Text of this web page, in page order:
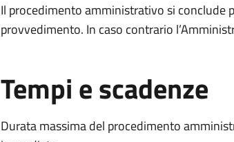
Il procedimento amministrativo si conclude
provvedimento. In caso contrario
Tempi e scadenze
Durata massima del procedimento